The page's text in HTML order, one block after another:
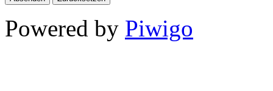
Powered by Piwigo